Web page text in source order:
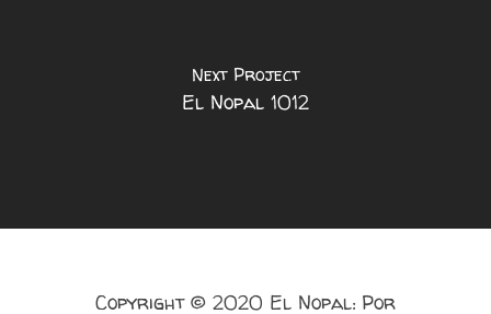
Next Project
El Nopal 1012
Copyright © 2020 El Nopal: Por